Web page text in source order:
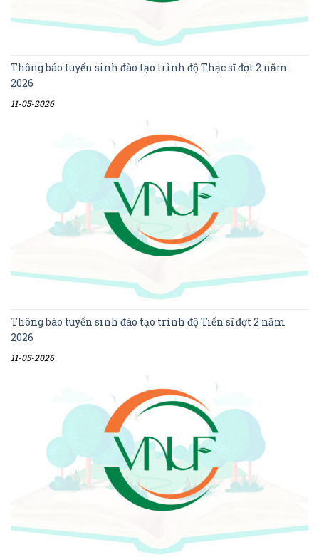
Thông báo tuyển sinh đào tạo trình độ Thạc sĩ đợt 2 năm
2026
11-05-2026
Thông báo tuyển sinh đào tạo trình độ Tiến sĩ đợt 2 năm
2026
11-05-2026